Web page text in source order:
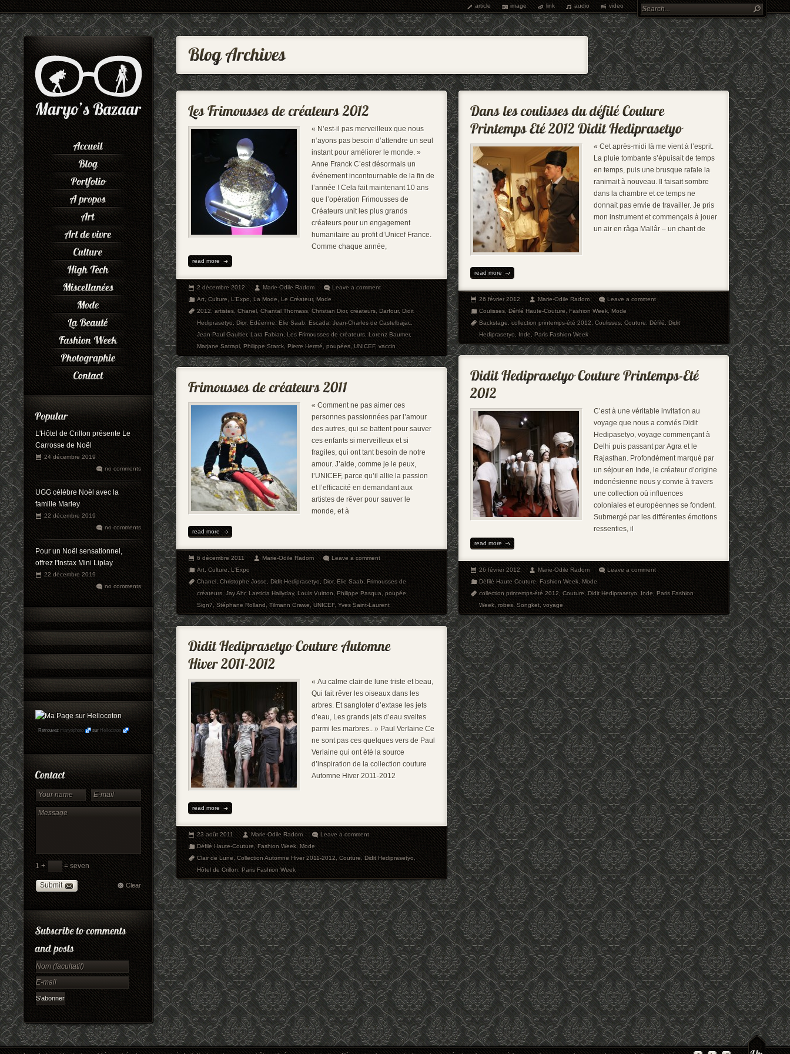
article image link audio video
L'Hôtel de Crillon présente Le
Carrosse de Noël
24 décembre 2019
no comments
UGG célèbre Noël avec la
famille Marley
22 décembre 2019
no comments
Pour un Noël sensationnel,
offrez l'Instax Mini Liplay
22 décembre 2019
no comments
Retrouvez maryophoto sur Hellocoton
1 + = seven
Submit Clear
« N’est-il pas merveilleux que nous
n‘ayons pas besoin d’attendre un seul
instant pour améliorer le monde. »
Anne Franck C’est désormais un
événement incontournable de la fin de
l’année ! Cela fait maintenant 10 ans
que l’opération Frimousses de
Créateurs unit les plus grands
créateurs pour un engagement
humanitaire au profit d’Unicef France.
Comme chaque année,
read more
2 décembre 2012 Marie-Odile Radom
Leave a comment
Art,Culture,L'Expo,La Mode,Le Créateur,Mode
2012,artistes,Chanel,Chantal Thomass,Christian Dior,créateurs,Darfour,Didit
Hediprasetyo,Dior,Edéenne,Elie Saab,Escada,Jean-Charles de Castelbajac,
Jean-Paul Gaultier,Lara Fabian,Les Frimousses de créateurs,Lorenz Baumer,
Marjane Satrapi,Philippe Starck,Pierre Hermé,poupées,UNICEF,vaccin
« Cet après-midi là me vient à l’esprit.
La pluie tombante s’épuisait de temps
en temps, puis une brusque rafale la
ranimait à nouveau. Il faisait sombre
dans la chambre et ce temps ne
donnait pas envie de travailler. Je pris
mon instrument et commençais à jouer
un air en râga Mallâr – un chant de
read more
26 février 2012 Marie-Odile Radom
Leave a comment
Coulisses,Défilé Haute-Couture,Fashion Week,Mode
Backstage,collection printemps-été 2012,Coulisses,Couture,Défilé,Didit
Hediprasetyo,Inde,Paris Fashion Week
C’est à une véritable invitation au
voyage que nous a conviés Didit
Hedipasetyo, voyage commençant à
Delhi puis passant par Agra et le
Rajasthan. Profondément marqué par
un séjour en Inde, le créateur d’origine
indonésienne nous y convie à travers
une collection où influences
coloniales et européennes se fondent.
Submergé par les différentes émotions
ressenties, il
read more
26 février 2012 Marie-Odile Radom
Leave a comment
Défilé Haute-Couture,Fashion Week,Mode
collection printemps-été 2012,Couture,Didit Hediprasetyo,Inde,Paris Fashion
Week,robes,Songket,voyage
« Comment ne pas aimer ces
personnes passionnées par l’amour
des autres, qui se battent pour sauver
ces enfants si merveilleux et si
fragiles, qui ont tant besoin de notre
amour. J’aide, comme je le peux,
l’UNICEF, parce qu’il allie la passion
et l’efficacité en demandant aux
artistes de rêver pour sauver le
monde, et à
read more
6 décembre 2011 Marie-Odile Radom
Leave a comment
Art,Culture,L'Expo
Chanel,Christophe Josse,Didit Hediprasetyo,Dior,Elie Saab,Frimousses de
créateurs,Jay Ahr,Laeticia Hallyday,Louis Vuitton,Philippe Pasqua,poupée,
Sign7,Stéphane Rolland,Tilmann Grawe,UNICEF,Yves Saint-Laurent
« Au calme clair de lune triste et beau,
Qui fait rêver les oiseaux dans les
arbres. Et sangloter d’extase les jets
d’eau, Les grands jets d’eau sveltes
parmi les marbres.. » Paul Verlaine Ce
ne sont pas ces quelques vers de Paul
Verlaine qui ont été la source
d’inspiration de la collection couture
Automne Hiver 2011-2012
read more
23 août 2011 Marie-Odile Radom
Leave a comment
Défilé Haute-Couture,Fashion Week,Mode
Clair de Lune,Collection Automne Hiver 2011-2012,Couture,Didit Hediprasetyo,
Hôtel de Crillon,Paris Fashion Week